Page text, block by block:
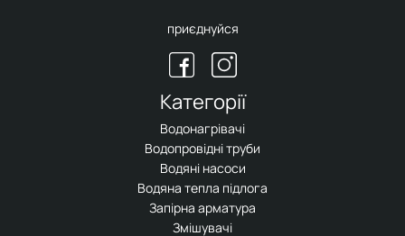
приєднуйся
Категорії
Водонагрівачі
Водопровідні труби
Водяні насоси
Водяна тепла підлога
Запірна арматура
Змішувачі